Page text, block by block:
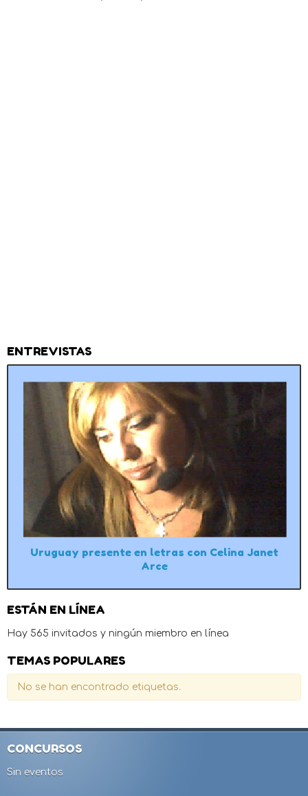
ENTREVISTAS
Uruguay presente en letras con Celina Janet
Arce
ESTÁN EN LÍNEA
Hay 565 invitados y ningún miembro en línea
TEMAS POPULARES
No se han encontrado etiquetas.
CONCURSOS
Sin eventos